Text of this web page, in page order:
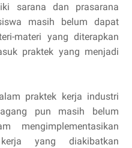
sarana dan prasarana
masih belum dapat
materi yang diterapkan
praktek yang menjadi
praktek kerja industri
pun masih belum
mengimplementasikan
yang diakibatkan